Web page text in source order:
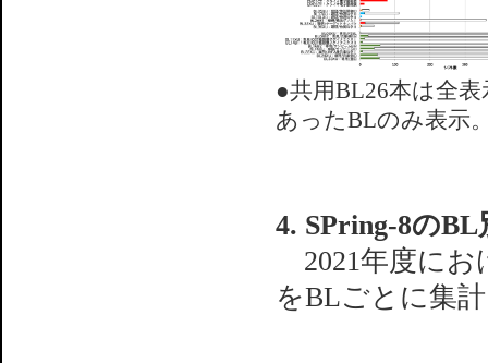
●共用BL26本は全
あったBLのみ表示
4. SPring-8の
2021年度にお
をBLごとに集